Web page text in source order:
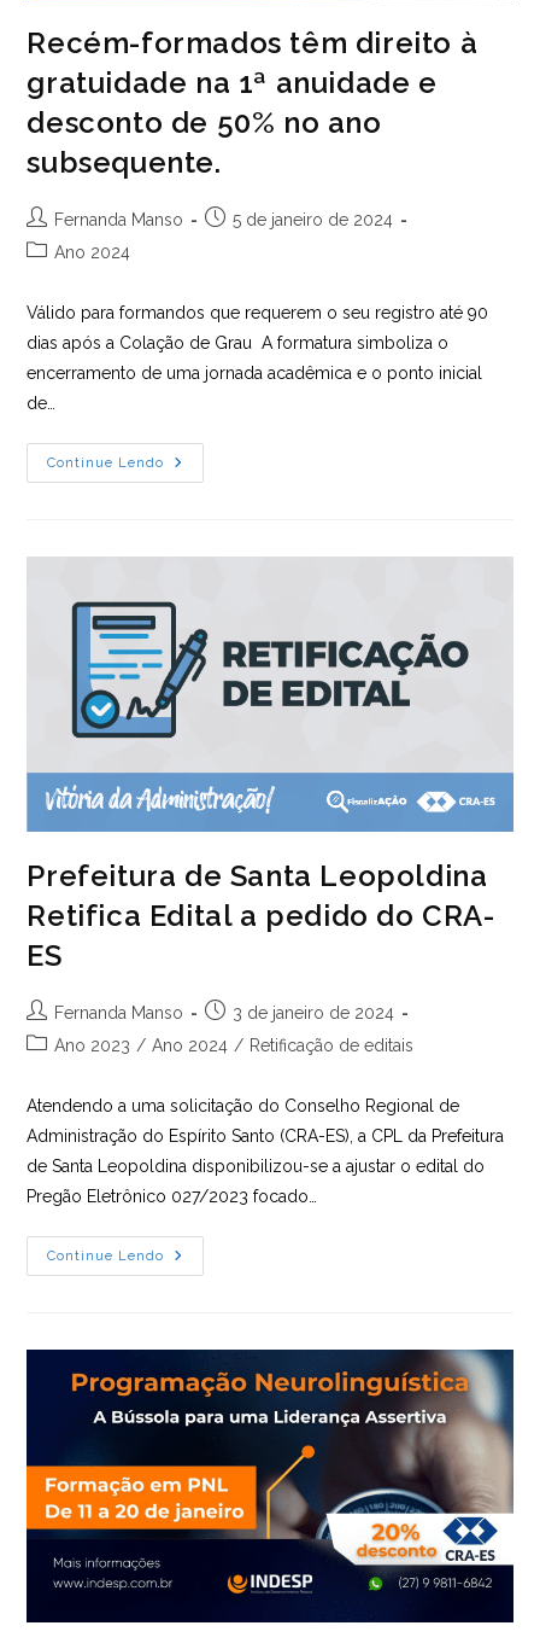
Recém-formados têm direito à
gratuidade na 1ª anuidade e
desconto de 50% no ano
subsequente.
Autor
do
Fernanda Manso
Post5 de janeiro de 2024
Categoria
post:
Ano 2024
Válido para formandos que requerem o seu registro até 90
dias após a Colação de Grau A formatura simboliza o
encerramento de uma jornada acadêmica e o ponto inicial
de…
Continue Lendo
Recém-
Formados
Anuidade
Desconto
De
50%
No
Ano
Subsequente.
Prefeitura de Santa Leopoldina
Retifica Edital a pedido do CRA-
ES
Autor
do
Fernanda Manso
Post
publicado:
3 de janeiro de 2024
Categoria
Ano 2023 / Ano 2024 / Retificação de editais
Atendendo a uma solicitação do Conselho Regional de
Administração do Espírito Santo (CRA-ES), a CPL da Prefeitura
de Santa Leopoldina disponibilizou-se a ajustar o edital do
Pregão Eletrônico 027/2023 focado…
Continue Lendo
Prefeitura
De
Pedido
Do
CRA-
ES